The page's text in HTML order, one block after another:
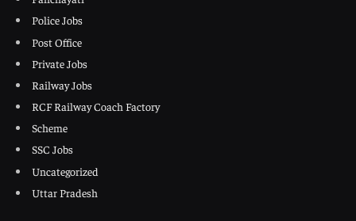
Police Jobs
Post Office
Private Jobs
Railway Jobs
RCF Railway Coach Factory
Scheme
SSC Jobs
Uncategorized
Uttar Pradesh